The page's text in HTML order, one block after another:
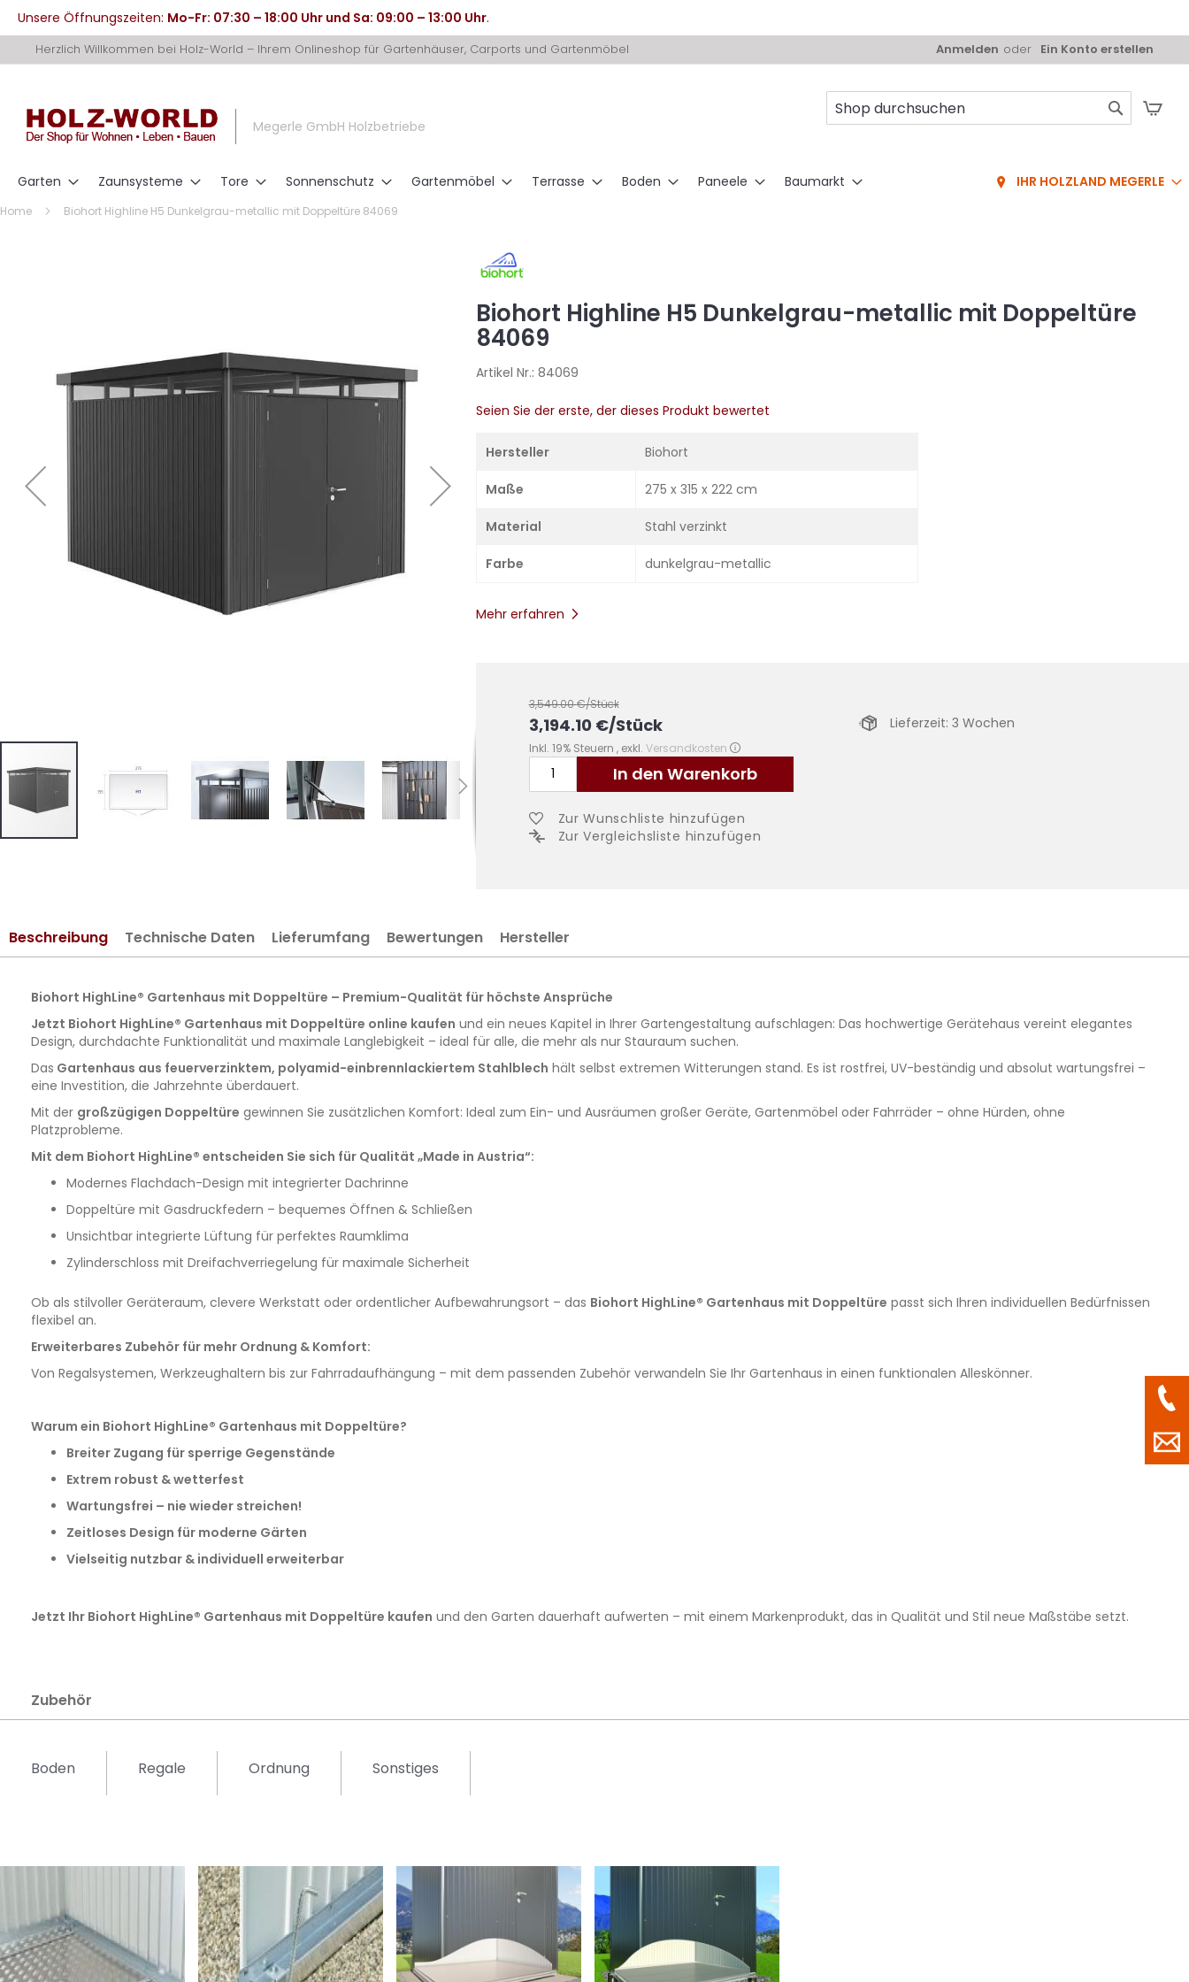
Unsere Öffnungszeiten: Mo-Fr: 07:30 – 18:00 Uhr und Sa: 09:00 – 13:00 Uhr.
zum
Herzlich Willkommen bei Holz-World – Ihrem Onlineshop für Gartenhäuser, Carports und Gartenmöbel Anmelden Ein Konto erstellen
Megerle GmbH Holzbetriebe
Garten Zaunsysteme Tore Sonnenschutz Gartenmöbel Terrasse Boden Paneele Baumarkt IHR HOLZLAND MEGERLE
Home Biohort Highline H5 Dunkelgrau-metallic mit Doppeltüre 84069
springen
Biohort Highline H5 Dunkelgrau-metallic mit Doppeltüre
84069
Artikel Nr.: 84069
Seien Sie der erste, der dieses Produkt bewertet
Hersteller Biohort
Maße 275 x 315 x 222 cm
Material Stahl verzinkt
Farbe dunkelgrau-metallic
Mehr erfahren
3,549.00€/Stück
3,194.10 €/Stück
Inkl. 19% Steuern , exkl. Versandkosten
In den Warenkorb
Lieferzeit: 3 Wochen
Zur Wunschliste hinzufügen
Zur Vergleichsliste hinzufügen
Beschreibung
Biohort HighLine® Gartenhaus mit Doppeltüre – Premium-Qualität für höchste Ansprüche
Jetzt Biohort HighLine® Gartenhaus mit Doppeltüre online kaufen und ein neues Kapitel in Ihrer Gartengestaltung aufschlagen: Das hochwertige Gerätehaus vereint elegantes
Design, durchdachte Funktionalität und maximale Langlebigkeit – ideal für alle, die mehr als nur Stauraum suchen.
Das Gartenhaus aus feuerverzinktem, polyamid-einbrennlackiertem Stahlblech hält selbst extremen Witterungen stand. Es ist rostfrei, UV-beständig und absolut wartungsfrei –
eine Investition, die Jahrzehnte überdauert.
Mit der großzügigen Doppeltüre gewinnen Sie zusätzlichen Komfort: Ideal zum Ein- und Ausräumen großer Geräte, Gartenmöbel oder Fahrräder – ohne Hürden, ohne
Platzprobleme.
Mit dem Biohort HighLine® entscheiden Sie sich für Qualität „Made in Austria“:
Modernes Flachdach-Design mit integrierter Dachrinne
Doppeltüre mit Gasdruckfedern – bequemes Öffnen & Schließen
Unsichtbar integrierte Lüftung für perfektes Raumklima
Zylinderschloss mit Dreifachverriegelung für maximale Sicherheit
Ob als stilvoller Geräteraum, clevere Werkstatt oder ordentlicher Aufbewahrungsort – das Biohort HighLine® Gartenhaus mit Doppeltüre passt sich Ihren individuellen Bedürfnissen
flexibel an.
Erweiterbares Zubehör für mehr Ordnung & Komfort:
Von Regalsystemen, Werkzeughaltern bis zur Fahrradaufhängung – mit dem passenden Zubehör verwandeln Sie Ihr Gartenhaus in einen funktionalen Alleskönner.
Warum ein Biohort HighLine® Gartenhaus mit Doppeltüre?
Breiter Zugang für sperrige Gegenstände
Extrem robust & wetterfest
Wartungsfrei – nie wieder streichen!
Zeitloses Design für moderne Gärten
Vielseitig nutzbar & individuell erweiterbar
Jetzt Ihr Biohort HighLine® Gartenhaus mit Doppeltüre kaufen und den Garten dauerhaft aufwerten – mit einem Markenprodukt, das in Qualität und Stil neue Maßstäbe setzt.
Technische Daten Lieferumfang Bewertungen Hersteller
Zubehör
Boden Regale Ordnung Sonstiges